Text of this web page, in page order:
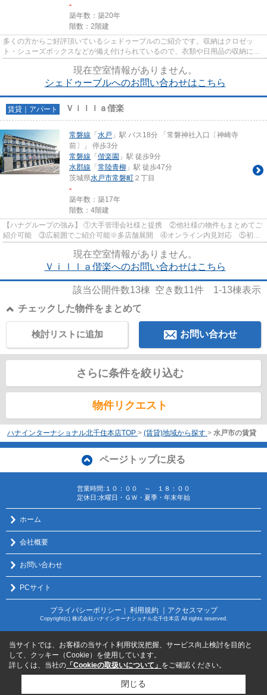
-
築年数：築20年
階数：2階建
多くの方からご好評頂いているシェドゥーブルのご紹介です。収納はクロゼッ
ト・シューズボックスなどが備え付けられているので、衣類や日用品の収納に重
現在空室情報がありません。
シェドゥーブルへのお問い合わせはこちら
賃貸｜アパート Ｖｉｌｌａ偕楽
常磐線 「 水戸 」駅 バス18分 「常磐神社入口〔神崎寺
前〕」 停歩3分
常磐線 「 偕楽園 」駅 徒歩9分
水郡線 「 常陸青柳 」駅 徒歩47分
茨城県水戸市常磐町 ２丁目
-
築年数：築17年
階数：4階建
【ハナグループの強み】 ①大手管理会社様と提携 ②他社様の物件もまとめてご
紹介可能 ③広範囲でご紹介可能※多店舗展開 ④オンライン内見対応 ⑤初期
現在空室情報がありません。
Ｖｉｌｌａ偕楽へのお問い合わせはこちら
該当公開件数13棟 空き数11件 1-13棟表示
チェックした物件をまとめて
お問い合わせ
検討リストに追加
さらに条件を絞り込む
物件リクエスト
ハナインターナショナル北千住本店TOP > (賃貸)地域から探す > 水戸市の賃貸
ページトップに戻る
営業時間:１０：００ ～ １８：００
定休日:水曜日・ＧＷ・夏季・年末年始
ホーム
会社概要
お問い合わせ
PCサイト
プライバシーポリシー ｜ 利用規約 ｜アクセスマップ
Copyright(c) 株式会社ハナインターナショナル北千住本店 All rights reserved.
当サイトでは、お客様の当サイト利用状況把握、サービス向上検討を目的と
して、クッキー（Cookie）を使用しています。
詳しくは、当社の 「Cookieの取扱いについて」 をご確認ください。
閉じる